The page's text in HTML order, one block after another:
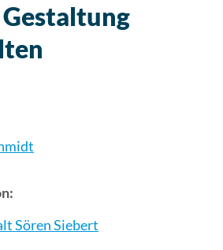
Sören Siebert